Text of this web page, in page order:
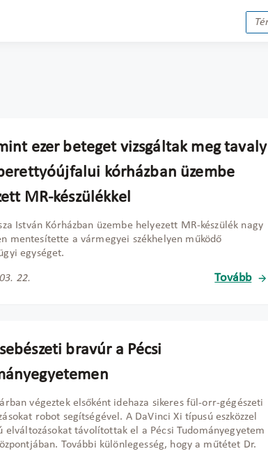
ezer beteget vizsgáltak meg tavaly
kórházban üzembe
MR-készülékkel
István Kórházban üzembe helyezett MR-készülék nagy
mentesítette a vármegyei székhelyen működő
egységet.
22. Tovább
bravúr a Pécsi
végeztek elsőként idehaza sikeres fül-orr-gégészeti
robot segítségével. A DaVinci Xi típusú eszközzel
elváltozásokat távolítottak el a Pécsi Tudományegyetem
További különlegesség, hogy a műtétet Dr.